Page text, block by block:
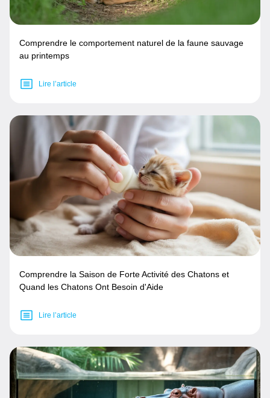
Comprendre le comportement naturel de la faune sauvage
au printemps
Lire l’article
Comprendre la Saison de Forte Activité des Chatons et
Quand les Chatons Ont Besoin d'Aide
Lire l’article